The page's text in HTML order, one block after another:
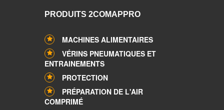
PRODUITS 2COMAPPRO
MACHINES ALIMENTAIRES
VÉRINS PNEUMATIQUES ET
ENTRAINEMENTS
PROTECTION
PRÉPARATION DE L'AIR
COMPRIMÉ